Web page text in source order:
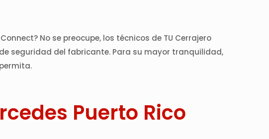
No se preocupe, los técnicos de TU Cerrajero
seguridad del fabricante. Para su mayor tranquilidad,
Puerto Rico